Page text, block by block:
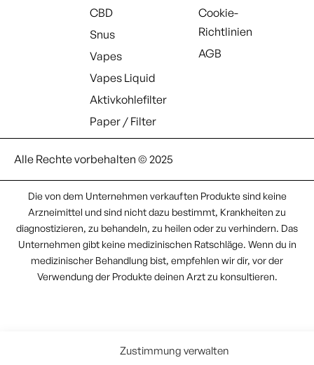
Zustimmung verwalten
CBD
Snus
Vapes
Vapes Liquid
Aktivkohlefilter
Paper / Filter
Cookie-
Richtlinien
AGB
Alle Rechte vorbehalten © 2025
Die von dem Unternehmen verkauften Produkte sind keine
Arzneimittel und sind nicht dazu bestimmt, Krankheiten zu
diagnostizieren, zu behandeln, zu heilen oder zu verhindern. Das
Unternehmen gibt keine medizinischen Ratschläge. Wenn du in
medizinischer Behandlung bist, empfehlen wir dir, vor der
Verwendung der Produkte deinen Arzt zu konsultieren.